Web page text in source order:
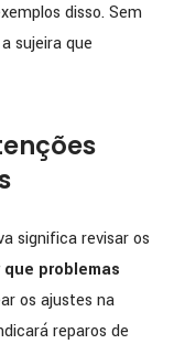
disso. Sem
sujeira que
significa revisar os
problemas
os ajustes na
reparos de